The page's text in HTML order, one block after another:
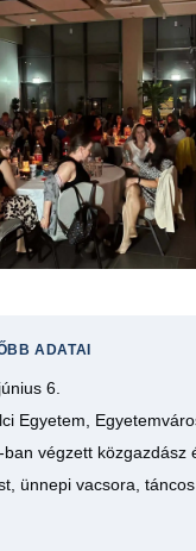
ADATAI
6.
Egyetem,
ban végzett közgazdász
ünnepi vacsora,